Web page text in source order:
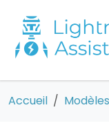
Accueil Modèles